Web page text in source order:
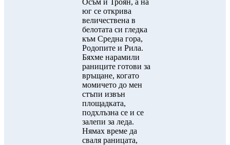
Осъм и Троян, а на
юг се открива
величествена в
белотата си гледка
към Средна гора,
Родопите и Рила.
Бяхме нарамили
раниците готови за
връщане, когато
момичето до мен
стъпи извън
площадката,
подхлъзна се и се
залепи за леда.
Нямах време да
сваля раницата,